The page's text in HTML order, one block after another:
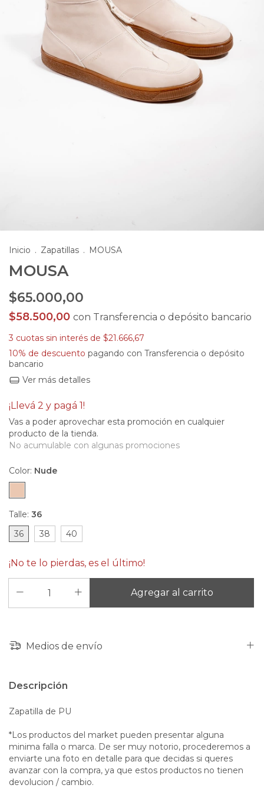
Inicio . Zapatillas . MOUSA
MOUSA
$65.000,00
$58.500,00 con Transferencia o depósito bancario
3 cuotas sin interés de $21.666,67
10% de descuento pagando con Transferencia o depósito
bancario
Ver más detalles
¡Llevá 2 y pagá 1!
Vas a poder aprovechar esta promoción en cualquier
producto de la tienda.
No acumulable con algunas promociones
Color: Nude
Talle: 36
36
38 40
¡No te lo pierdas, es el último!
Medios de envío
Descripción
Zapatilla de PU
*Los productos del market pueden presentar alguna
minima falla o marca. De ser muy notorio, procederemos a
enviarte una foto en detalle para que decidas si queres
avanzar con la compra, ya que estos productos no tienen
devolucion / cambio.